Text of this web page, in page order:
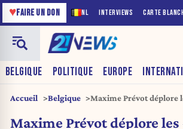
NL INTERVIEWS CARTE
♥FAIRE UN DON
BELGIQUE POLITIQUE EUROPE
Accueil Belgique
Maxime Prévot déplore
noble, mais contre-
Maxime Prévot déplore